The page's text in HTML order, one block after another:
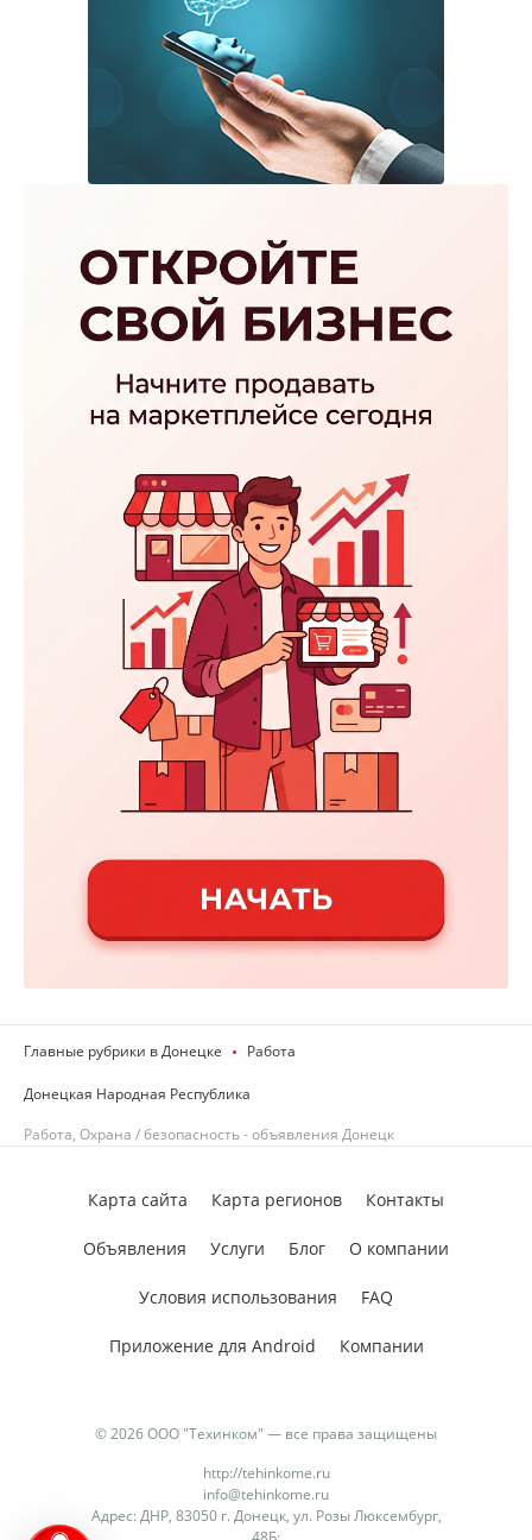
Главные рубрики в Донецке Работа
Донецкая Народная Республика
Работа, Охрана / безопасность - объявления Донецк
© 2026 ООО "Техинком" — все права защищены
http://tehinkome.ru
info@tehinkome.ru
Адрес: ДНР, 83050 г. Донецк, ул. Розы Люксембург,
Карта сайта Карта регионов Контакты
Объявления Услуги Блог О компании
Условия использования FAQ
Приложение для Android Компании